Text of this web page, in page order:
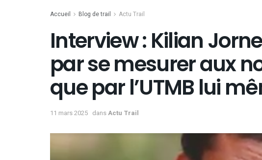
Accueil Blog de trail Actu Trail
Interview : Kilian
par se mesurer aux
que par l’UTMB lui
11 mars 2025 dansActu Trail